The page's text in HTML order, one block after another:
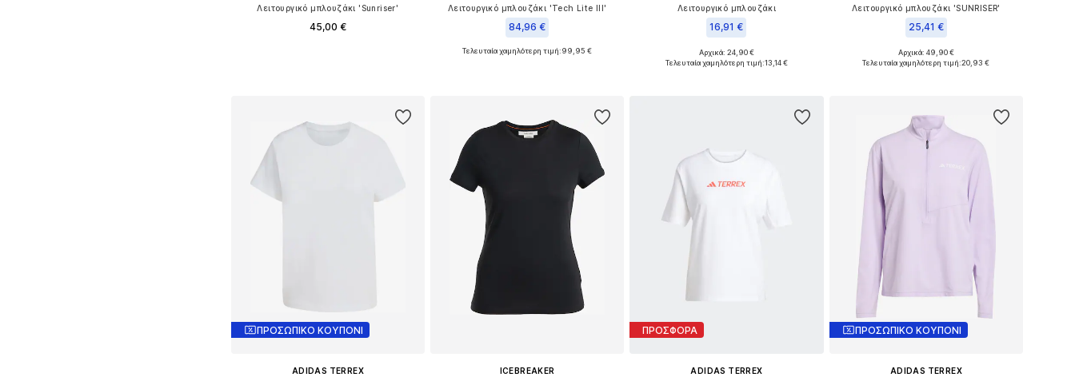
Λειτουργικό μπλουζάκι 'Sunriser'
45,00 €
Λειτουργικό μπλουζάκι 'Tech Lite III'
84,96 €
Διαθέσιμα μεγέθη: XS, S, M, L, XL
Τελευταία χαμηλότερη τιμή:99,95 €
Λειτουργικό μπλουζάκι
16,91 €
+1
Διαθέσιμα μεγέθη: 140, 170, 176
Αρχικά: 24,90 €
Τελευταία χαμηλότερη τιμή:13,14 €
Λειτουργικό μπλουζάκι 'SUNRISER'
25,41 €
Διαθέσιμα μεγέθη: XS, S, M, L
Αρχικά: 49,90 €
Τελευταία χαμηλότερη τιμή:20,93 €
ΠΡΟΣΩΠΙΚΟ ΚΟΥΠΟΝΙ
ADIDAS TERREX
ICEBREAKER
ΠΡΟΣΦΟΡΑ
ADIDAS TERREX
ΠΡΟΣΩΠΙΚΟ ΚΟΥΠΟΝΙ
ADIDAS TERREX